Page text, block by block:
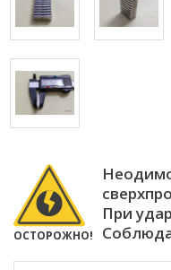
ОСТОРОЖНО!
При